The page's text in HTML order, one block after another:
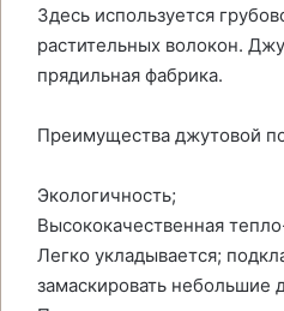
Здесь используется
растительных волокон.
прядильная фабрика.
Преимущества джутовой
Экологичность;
Высококачественная
Легко укладывается;
замаскировать небольшие